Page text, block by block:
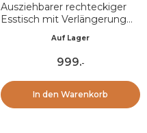
Ausziehbarer rechteckiger
Esstisch mit Verlängerung
NaturfarbenAuf Lager
999.-
In den Warenkorb